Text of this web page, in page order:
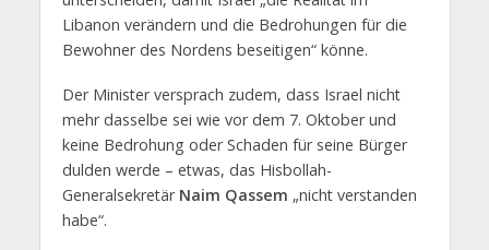
Libanon verändern und die Bedrohungen für die
Bewohner des Nordens beseitigen“ könne.
Der Minister versprach zudem, dass Israel nicht
mehr dasselbe sei wie vor dem 7. Oktober und
keine Bedrohung oder Schaden für seine Bürger
dulden werde – etwas, das Hisbollah-
Generalsekretär Naim Qassem „nicht verstanden
habe“.